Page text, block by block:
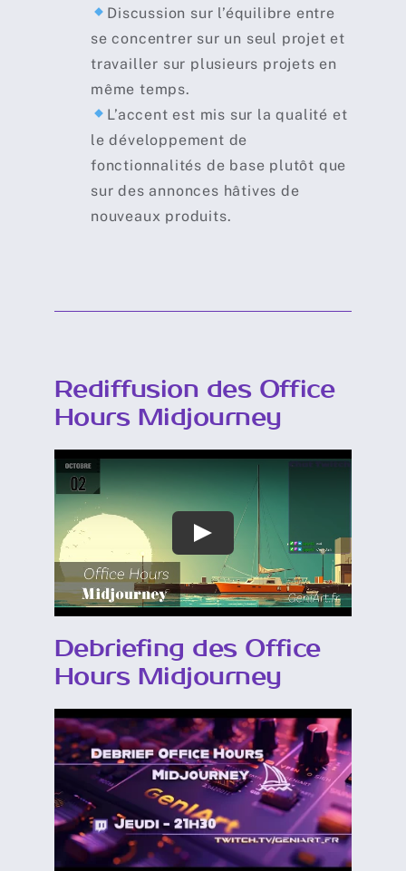
Discussion sur l’équilibre entre
se concentrer sur un seul projet et
travailler sur plusieurs projets en
même temps.
L’accent est mis sur la qualité et
le développement de
fonctionnalités de base plutôt que
sur des annonces hâtives de
nouveaux produits.
Rediffusion des Office
Hours Midjourney
Debriefing des Office
Hours Midjourney